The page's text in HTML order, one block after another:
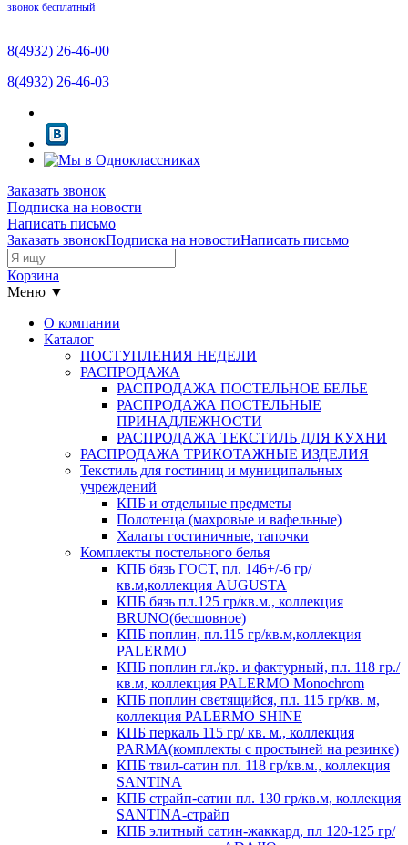
звонок бесплатный
8(4932) 26-46-00
8(4932) 26-46-03
Заказать звонок
Подписка на новости
Написать письмо
Заказать звонокПодписка на новостиНаписать письмо
Корзина
Меню ▼
О компании
Каталог
ПОСТУПЛЕНИЯ НЕДЕЛИ
РАСПРОДАЖА
РАСПРОДАЖА ПОСТЕЛЬНОЕ БЕЛЬЕ
РАСПРОДАЖА ПОСТЕЛЬНЫЕ
ПРИНАДЛЕЖНОСТИ
РАСПРОДАЖА ТЕКСТИЛЬ ДЛЯ КУХНИ
РАСПРОДАЖА ТРИКОТАЖНЫЕ ИЗДЕЛИЯ
Текстиль для гостиниц и муниципальных
учреждений
КПБ и отдельные предметы
Полотенца (махровые и вафельные)
Халаты гостиничные, тапочки
Комплекты постельного белья
КПБ бязь ГОСТ, пл. 146+/-6 гр/
кв.м,коллекция AUGUSTA
КПБ бязь пл.125 гр/кв.м., коллекция
BRUNO(бесшовное)
КПБ поплин, пл.115 гр/кв.м,коллекция
PALERMO
КПБ поплин гл./кр. и фактурный, пл. 118 гр./
кв.м, коллекция PALERMO Monochrom
КПБ поплин светящийся, пл. 115 гр/кв. м,
коллекция PALERMO SHINE
КПБ перкаль 115 гр/ кв. м., коллекция
PARMA(комплекты с простыней на резинке)
КПБ твил-сатин пл. 118 гр/кв.м., коллекция
SANTINA
КПБ страйп-сатин пл. 130 гр/кв.м, коллекция
SANTINA-страйп
КПБ элитный сатин-жаккард, пл 120-125 гр/